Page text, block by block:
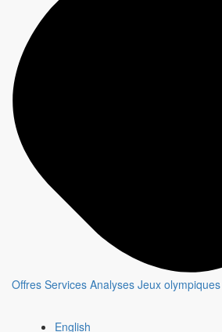
Offres Services Analyses Jeux
English
Choisir une option pour diffuser des
Accompagnement
Écrire à l'équipe
CBC/Radio-
Plateforme d'achats numériques
Ciblage personnalisé et rapport de
Disponible 24/7